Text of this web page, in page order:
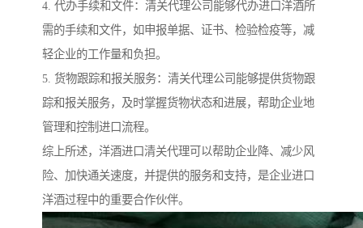
4. 代办手续和文件：清关代理公司能够代办进口洋酒所
需的手续和文件，如申报单据、证书、检验检疫等，减
轻企业的工作量和负担。
5. 货物跟踪和报关服务：清关代理公司能够提供货物跟
踪和报关服务，及时掌握货物状态和进展，帮助企业地
管理和控制进口流程。
综上所述，洋酒进口清关代理可以帮助企业降、减少风
险、加快通关速度，并提供的服务和支持，是企业进口
洋酒过程中的重要合作伙伴。